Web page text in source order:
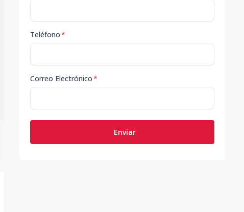
Teléfono*
Correo Electrónico*
Enviar